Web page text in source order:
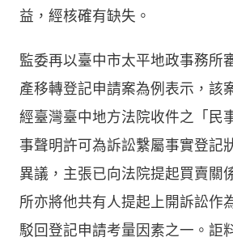
益，經核確有缺失。
監委再以臺中市太平地政事務所
產移轉登記申請案為例表示，該
經臺灣臺中地方法院收件之「民
事聲明許可為訴訟繫屬事實登記
異議，主張已向法院提起買賣關
所亦將他共有人提起上開訴訟作
駁回登記申請考量因素之一。詎